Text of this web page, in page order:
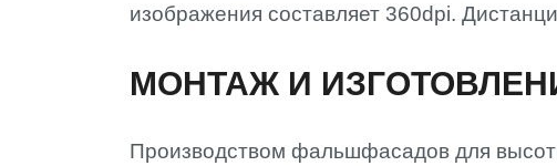
изображения составляет 360dpi.
МОНТАЖ И
Производством фальшфасадов для